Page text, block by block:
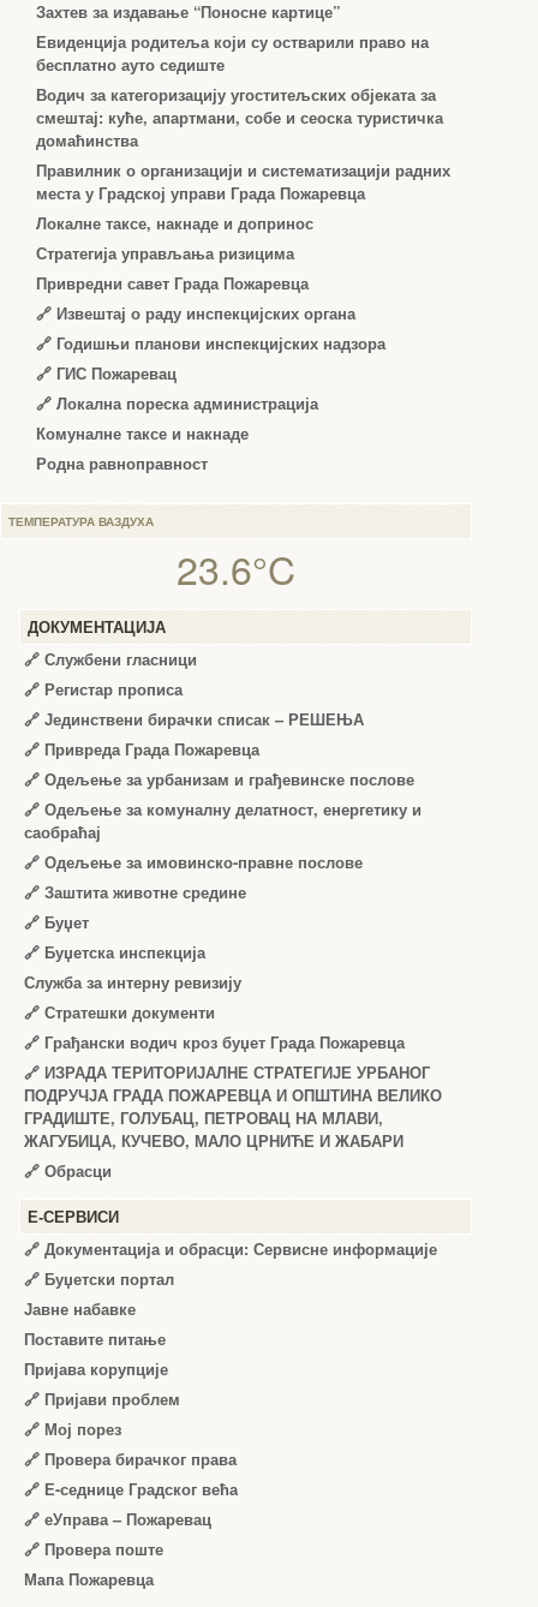
Захтев за издавање “Поносне картице”
Евиденција родитеља који су остварили право на
бесплатно ауто седиште
Водич за категоризацију угоститељских објеката за
смештај: куће, апартмани, собе и сеоска туристичка
домаћинства
Правилник о организацији и систематизацији радних
места у Градској управи Града Пожаревца
Локалне таксе, накнаде и допринос
Стратегија управљања ризицима
Привредни савет Града Пожаревца
🔗 Извештај о раду инспекцијских органа
🔗 Годишњи планови инспекцијских надзора
🔗 ГИС Пожаревац
🔗 Локална пореска администрација
Комуналне таксе и накнаде
Родна равноправност
ТЕМПЕРАТУРА ВАЗДУХА
23.6°C
ДОКУМЕНТАЦИЈА
🔗 Службени гласници
🔗 Регистар прописа
🔗 Јединствени бирачки списак – РЕШЕЊА
🔗 Привреда Града Пожаревца
🔗 Одељење за урбанизам и грађевинске послове
🔗 Одељење за комуналну делатност, енергетику и
саобраћај
🔗 Одељење за имовинско-правне послове
🔗 Заштита животне средине
🔗 Буџет
🔗 Буџетска инспекција
Служба за интерну ревизију
🔗 Стратешки документи
🔗 Грађански водич кроз буџет Града Пожаревца
🔗 ИЗРАДА ТЕРИТОРИЈАЛНЕ СТРАТЕГИЈЕ УРБАНОГ
ПОДРУЧЈА ГРАДА ПОЖАРЕВЦА И ОПШТИНА ВЕЛИКО
ГРАДИШТЕ, ГОЛУБАЦ, ПЕТРОВАЦ НА МЛАВИ,
ЖАГУБИЦА, КУЧЕВО, МАЛО ЦРНИЋЕ И ЖАБАРИ
🔗 Обрасци
Е-СЕРВИСИ
🔗 Документација и обрасци: Сервисне информације
🔗 Буџетски портал
Јавне набавке
Поставите питање
Пријава корупције
🔗 Пријави проблем
🔗 Мој порез
🔗 Провера бирачког права
🔗 Е-седнице Градског већа
🔗 еУправа – Пожаревац
🔗 Провера поште
Мапа Пожаревца